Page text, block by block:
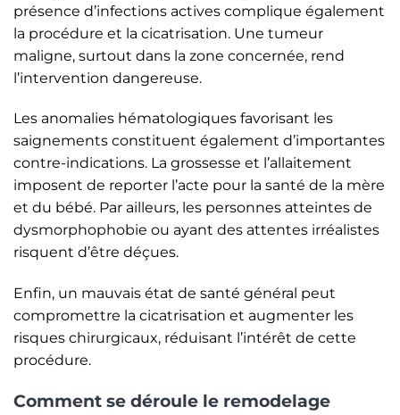
présence d’infections actives complique également
la procédure et la cicatrisation. Une tumeur
maligne, surtout dans la zone concernée, rend
l’intervention dangereuse.
Les anomalies hématologiques favorisant les
saignements constituent également d’importantes
contre-indications. La grossesse et l’allaitement
imposent de reporter l’acte pour la santé de la mère
et du bébé. Par ailleurs, les personnes atteintes de
dysmorphophobie ou ayant des attentes irréalistes
risquent d’être déçues.
Enfin, un mauvais état de santé général peut
compromettre la cicatrisation et augmenter les
risques chirurgicaux, réduisant l’intérêt de cette
procédure.
Comment se déroule le remodelage